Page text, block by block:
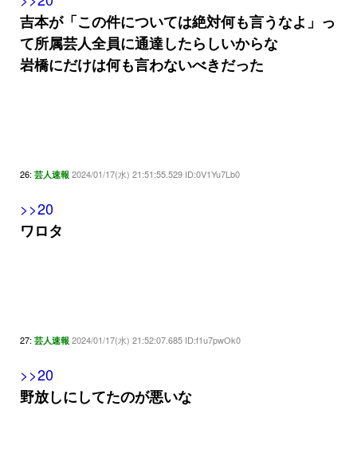
吉本が「この件については絶対何も言うなよ」っ
て所属芸人全員に通達したらしいからな
岩橋にだけは何も言わないべきだった
26: 芸人速報 2024/01/17(水) 21:51:55.529 ID:0V1Yu7Lb0
>>20
ワロタ
27: 芸人速報 2024/01/17(水) 21:52:07.685 ID:f1u7pwOk0
>>20
野放しにしてたのが悪いな